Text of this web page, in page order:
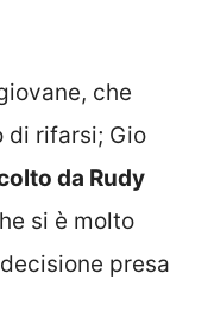
che
di rifarsi; Gio
da Rudy
si è molto
presa